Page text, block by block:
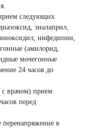
следующих
эналаприл,
нифедипин,
(амилорид,
мочегонные
24 часов до
с врачом) прием
перед
перенапряжение в